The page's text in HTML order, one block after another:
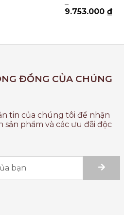
–
9.753.000₫
ĐỒNG CỦA CHÚNG
tin của chúng tôi để nhận
sản phẩm và các ưu đãi độc